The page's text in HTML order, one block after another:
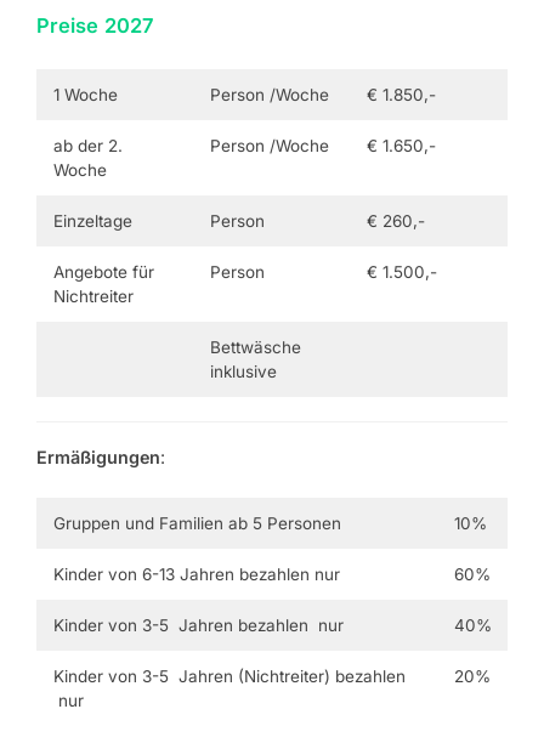
Preise 2027
1 Woche Person /Woche € 1.850,-
ab der 2.
Woche
Person /Woche € 1.650,-
Einzeltage Person € 260,-
Angebote für
Nichtreiter
Person € 1.500,-
Bettwäsche
inklusive
Ermäßigungen:
Gruppen und Familien ab 5 Personen 10%
Kinder von 6-13 Jahren bezahlen nur 60%
Kinder von 3-5 Jahren bezahlen nur 40%
Kinder von 3-5 Jahren (Nichtreiter) bezahlen
nur
20%